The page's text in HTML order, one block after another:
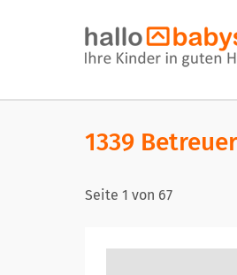
1339
Seite 1 von 67